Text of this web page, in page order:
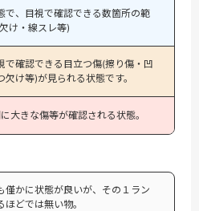
で、目視で確認できる数箇所の範
け・線スレ等)
で確認できる目立つ傷(擦り傷・凹
け等)が見られる状態です。
大きな傷等が確認される状態。
僅かに状態が良いが、その１ラン
どでは無い物。